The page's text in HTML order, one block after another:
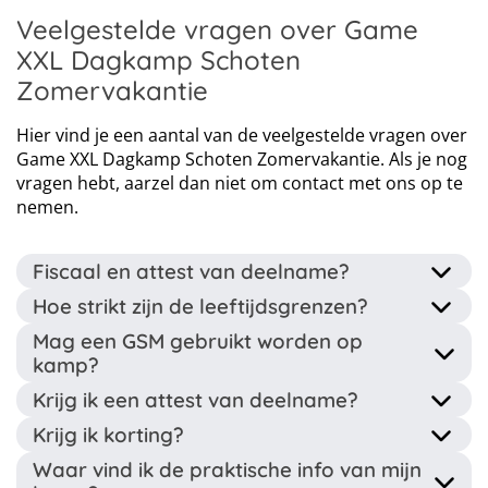
Dagkamp tijden: 09:00-16:30
Veelgestelde vragen over Game
XXL Dagkamp Schoten
Zomervakantie
Hier vind je een aantal van de veelgestelde vragen over
Game XXL Dagkamp Schoten Zomervakantie. Als je nog
vragen hebt, aarzel dan niet om contact met ons op te
nemen.
Fiscaal en attest van deelname?
Dit kamp wordt georganiseerd door een erkende
jeugdorganisatie dus na afloop krijg je een attest van
deelname. Ook ontvang je een fiscaal attest wanneer je
gedurende het kamp jonger dan 14 bent. Deze attesten
kan je onder andere gebruiken voor terugbetaling van
je mutualiteiten.
Hoe strikt zijn de leeftijdsgrenzen?
Ben je net te jong of net te oud voor dit kamp? Neem
dan contact op en dan kunnen we kijken naar de
mogelijkheden. Soms kan hier een uitzondering
worden gemaakt.
Mag een GSM gebruikt worden op
kamp?
Op kamp maken wij geen probleem van GSM gebruik.
Dit dient wel te gebeuren volgens de regels die
besproken werden met/door de kampleider. Wanneer
Krijg ik een attest van deelname?
Ja hoor! Dit kamp wordt begeleid door een erkende
jeugdorganisatie waardoor ze u na het kamp een
Krijg ik korting?
Gezinskorting: bij het inschrijven van meerdere
Waar vind ik de praktische info van mijn